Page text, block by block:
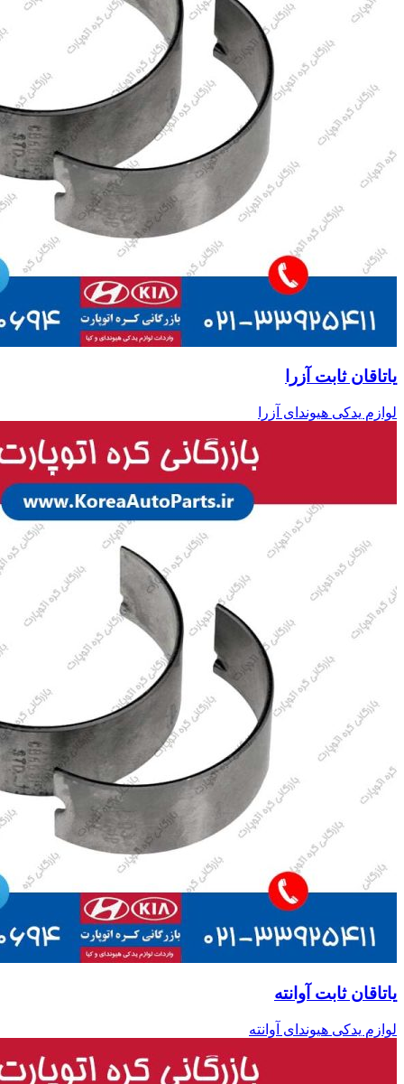
یاتاقان ثابت آزرا
لوازم یدکی هیوندای آزرا
یاتاقان ثابت آوانته
لوازم یدکی هیوندای آوانته